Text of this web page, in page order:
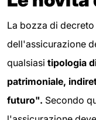
La bozza di
dell'assicurazione
qualsiasi tipologia
patrimoniale,
futuro". Secondo